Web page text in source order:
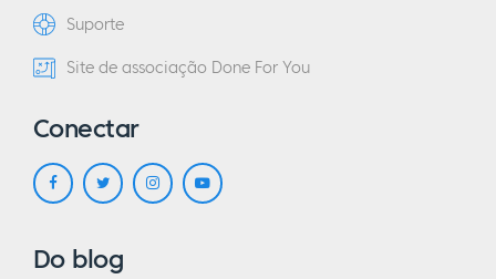
Suporte
Site de associação Done For You
Conectar
Do blog